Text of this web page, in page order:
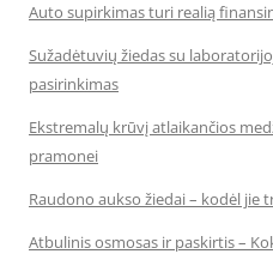
Auto supirkimas turi realią
Sužadėtuvių žiedas su
pasirinkimas
Ekstremalų krūvį atlaikančios
pramonei
Raudono aukso žiedai – kodėl jie
Atbulinis osmosas ir paskirtis –